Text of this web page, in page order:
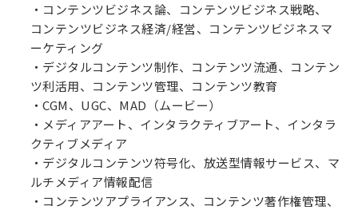
・コンテンツビジネス論、コンテンツビジネス戦略、
コンテンツビジネス経済/経営、コンテンツビジネスマ
ーケティング
・デジタルコンテンツ制作、コンテンツ流通、コンテン
ツ利活用、コンテンツ管理、コンテンツ教育
・CGM、UGC、MAD（ムービー）
・メディアアート、インタラクティブアート、インタラ
クティブメディア
・デジタルコンテンツ符号化、放送型情報サービス、マ
ルチメディア情報配信
・コンテンツアプライアンス、コンテンツ著作権管理、